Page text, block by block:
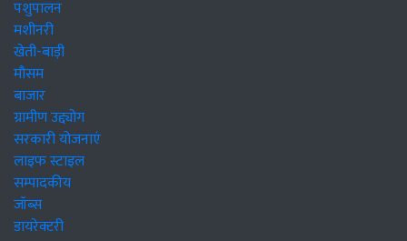
पशुपालन
मशीनरी
खेती-बाड़ी
मौसम
बाजार
ग्रामीण उद्द्योग
सरकारी योजनाएं
लाइफ स्टाइल
सम्पादकीय
जॉब्स
डायरेक्टरी